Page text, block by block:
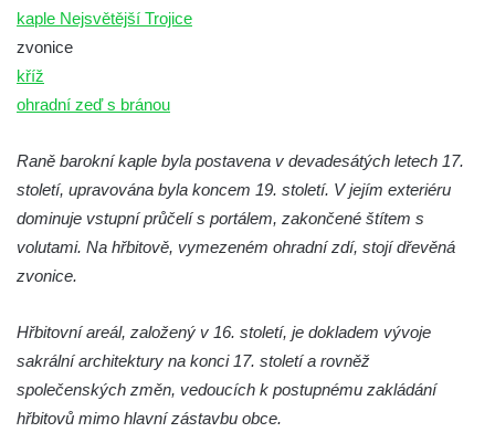
Bývalý kostel svatých Filipa a Jakuba na
Márnice na hřbitově ve Velešíně
Poutní areál Římov
Kostel svatého Ducha v poutním areálu
Římov
Křížová cesta Římov – XXV. kaple – Boží
Křížová cesta Římov – XXIV. kaple – Pieta
kaple Nejsvětější Trojice
zvonice
kříž
ohradní zeď s bránou
Raně barokní kaple byla postavena v devadesátých letech 17.
století, upravována byla koncem 19. století. V jejím exteriéru
dominuje vstupní průčelí s portálem, zakončené štítem s
volutami. Na hřbitově, vymezeném ohradní zdí, stojí dřevěná
zvonice.
Hřbitovní areál, založený v 16. století, je dokladem vývoje
sakrální architektury na konci 17. století a rovněž
společenských změn, vedoucích k postupnému zakládání
hřbitovů mimo hlavní zástavbu obce.